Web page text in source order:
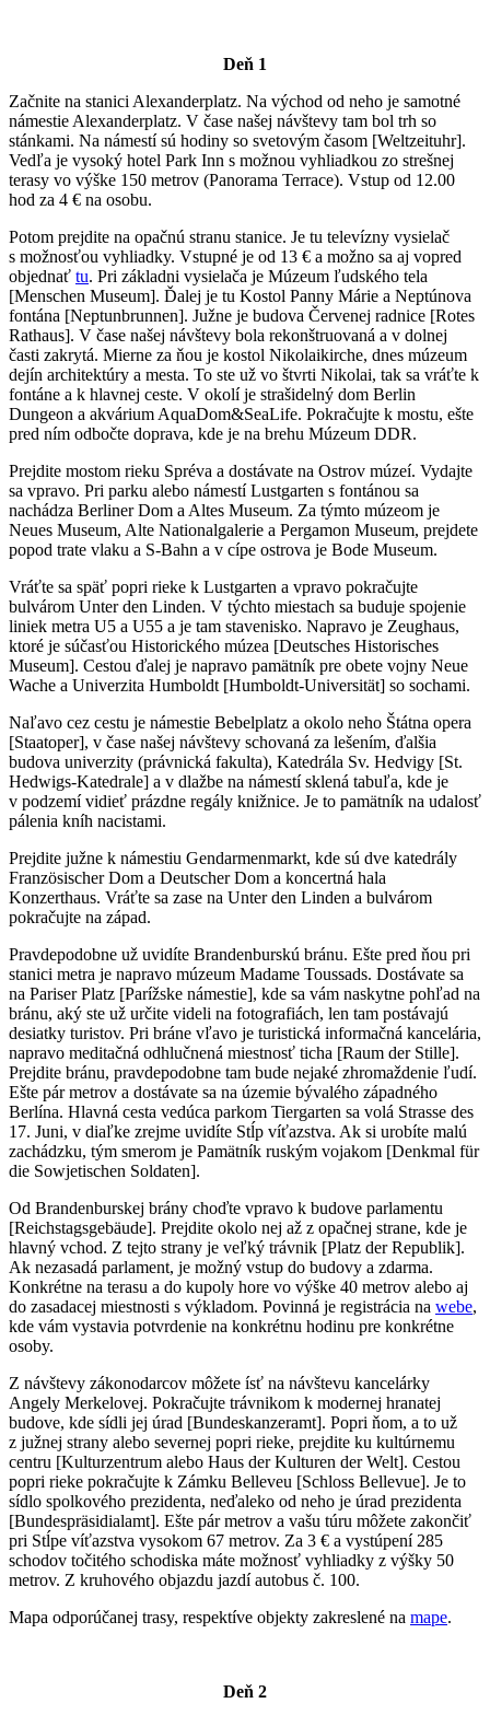
Deň 1
Začnite na stanici Alexanderplatz. Na východ od neho je samotné
námestie Alexanderplatz. V čase našej návštevy tam bol trh so
stánkami. Na námestí sú hodiny so svetovým časom [Weltzeituhr].
Vedľa je vysoký hotel Park Inn s možnou vyhliadkou zo strešnej
terasy vo výške 150 metrov (Panorama Terrace). Vstup od 12.00
hod za 4 € na osobu.
Potom prejdite na opačnú stranu stanice. Je tu televízny vysielač
s možnosťou vyhliadky. Vstupné je od 13 € a možno sa aj vopred
objednať tu. Pri základni vysielača je Múzeum ľudského tela
[Menschen Museum]. Ďalej je tu Kostol Panny Márie a Neptúnova
fontána [Neptunbrunnen]. Južne je budova Červenej radnice [Rotes
Rathaus]. V čase našej návštevy bola rekonštruovaná a v dolnej
časti zakrytá. Mierne za ňou je kostol Nikolaikirche, dnes múzeum
dejín architektúry a mesta. To ste už vo štvrti Nikolai, tak sa vráťte k
fontáne a k hlavnej ceste. V okolí je strašidelný dom Berlin
Dungeon a akvárium AquaDom&SeaLife. Pokračujte k mostu, ešte
pred ním odbočte doprava, kde je na brehu Múzeum DDR.
Prejdite mostom rieku Spréva a dostávate na Ostrov múzeí. Vydajte
sa vpravo. Pri parku alebo námestí Lustgarten s fontánou sa
nachádza Berliner Dom a Altes Museum. Za týmto múzeom je
Neues Museum, Alte Nationalgalerie a Pergamon Museum, prejdete
popod trate vlaku a S-Bahn a v cípe ostrova je Bode Museum.
Vráťte sa späť popri rieke k Lustgarten a vpravo pokračujte
bulvárom Unter den Linden. V týchto miestach sa buduje spojenie
liniek metra U5 a U55 a je tam stavenisko. Napravo je Zeughaus,
ktoré je súčasťou Historického múzea [Deutsches Historisches
Museum]. Cestou ďalej je napravo pamätník pre obete vojny Neue
Wache a Univerzita Humboldt [Humboldt-Universität] so sochami.
Naľavo cez cestu je námestie Bebelplatz a okolo neho Štátna opera
[Staatoper], v čase našej návštevy schovaná za lešením, ďalšia
budova univerzity (právnická fakulta), Katedrála Sv. Hedvigy [St.
Hedwigs-Katedrale] a v dlažbe na námestí sklená tabuľa, kde je
v podzemí vidieť prázdne regály knižnice. Je to pamätník na udalosť
pálenia kníh nacistami.
Prejdite južne k námestiu Gendarmenmarkt, kde sú dve katedrály
Französischer Dom a Deutscher Dom a koncertná hala
Konzerthaus. Vráťte sa zase na Unter den Linden a bulvárom
pokračujte na západ.
Pravdepodobne už uvidíte Brandenburskú bránu. Ešte pred ňou pri
stanici metra je napravo múzeum Madame Toussads. Dostávate sa
na Pariser Platz [Parížske námestie], kde sa vám naskytne pohľad na
bránu, aký ste už určite videli na fotografiách, len tam postávajú
desiatky turistov. Pri bráne vľavo je turistická informačná kancelária,
napravo meditačná odhlučnená miestnosť ticha [Raum der Stille].
Prejdite bránu, pravdepodobne tam bude nejaké zhromaždenie ľudí.
Ešte pár metrov a dostávate sa na územie bývalého západného
Berlína. Hlavná cesta vedúca parkom Tiergarten sa volá Strasse des
17. Juni, v diaľke zrejme uvidíte Stĺp víťazstva. Ak si urobíte malú
zachádzku, tým smerom je Pamätník ruským vojakom [Denkmal für
die Sowjetischen Soldaten].
Od Brandenburskej brány choďte vpravo k budove parlamentu
[Reichstagsgebäude]. Prejdite okolo nej až z opačnej strane, kde je
hlavný vchod. Z tejto strany je veľký trávnik [Platz der Republik].
Ak nezasadá parlament, je možný vstup do budovy a zdarma.
Konkrétne na terasu a do kupoly hore vo výške 40 metrov alebo aj
do zasadacej miestnosti s výkladom. Povinná je registrácia na webe,
kde vám vystavia potvrdenie na konkrétnu hodinu pre konkrétne
osoby.
Z návštevy zákonodarcov môžete ísť na návštevu kancelárky
Angely Merkelovej. Pokračujte trávnikom k modernej hranatej
budove, kde sídli jej úrad [Bundeskanzeramt]. Popri ňom, a to už
z južnej strany alebo severnej popri rieke, prejdite ku kultúrnemu
centru [Kulturzentrum alebo Haus der Kulturen der Welt]. Cestou
popri rieke pokračujte k Zámku Belleveu [Schloss Bellevue]. Je to
sídlo spolkového prezidenta, neďaleko od neho je úrad prezidenta
[Bundespräsidialamt]. Ešte pár metrov a vašu túru môžete zakončiť
pri Stĺpe víťazstva vysokom 67 metrov. Za 3 € a vystúpení 285
schodov točitého schodiska máte možnosť vyhliadky z výšky 50
metrov. Z kruhového objazdu jazdí autobus č. 100.
Mapa odporúčanej trasy, respektíve objekty zakreslené na mape.
Deň 2